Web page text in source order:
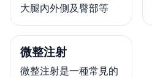
大腿內外側及臀部等
微整注射
微整注射是一種常見的